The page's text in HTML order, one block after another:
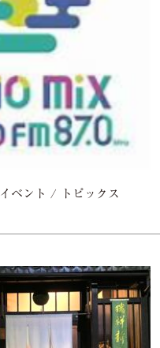
イベント / トピックス